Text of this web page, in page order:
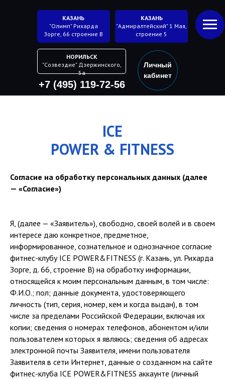
КАЗАНЬ
"Адмиралтейский" 1 Мая,
строение 5
+7 (495) 119-72-56
КАЗАНЬ
"Олимп" Рихарда
Зорге, 66 строение В
НОРИЛЬСК
"Созвездие" Дзержинского,
5а
Личный
кабинет
ICE
POWER & FITNESS
Согласие на обработку персональных данных (далее
— «Согласие»)
Я, (далее — «Заявитель»), свободно, своей волей и в своем
интересе даю конкретное, предметное,
информированное, сознательное и однозначное согласие
фитнес-клубу ICE POWER&FITNESS (г. Казань, ул. Рихарда
Зорге, д. 66, строение В) на обработку информации,
относящейся к моим персональным данным, в том числе:
Ф.И.О.; пол; данные документа, удостоверяющего
личность (тип, серия, номер, кем и когда выдан), в том
числе за пределами Российской Федерации, включая их
копии; сведения о номерах телефонов, абонентом и/или
пользователем которых я являюсь; сведения об адресах
электронной почты Заявителя, имени пользователя
Заявителя в сети Интернет, данные о созданном на сайте
фитнес-клуба ICE POWER&FITNESS аккаунте (личный